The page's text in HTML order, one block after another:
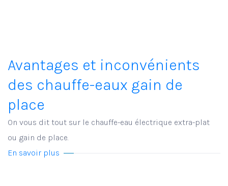
Avantages et inconvénients
des chauffe-eaux gain de
place
On vous dit tout sur le chauffe-eau électrique extra-plat
ou gain de place.
En savoir plus